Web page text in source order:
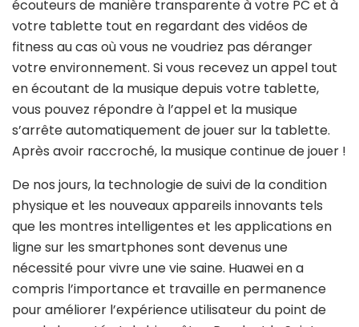
écouteurs de manière transparente à votre PC et à
votre tablette tout en regardant des vidéos de
fitness au cas où vous ne voudriez pas déranger
votre environnement. Si vous recevez un appel tout
en écoutant de la musique depuis votre tablette,
vous pouvez répondre à l’appel et la musique
s’arrête automatiquement de jouer sur la tablette.
Après avoir raccroché, la musique continue de jouer !
De nos jours, la technologie de suivi de la condition
physique et les nouveaux appareils innovants tels
que les montres intelligentes et les applications en
ligne sur les smartphones sont devenus une
nécessité pour vivre une vie saine. Huawei en a
compris l’importance et travaille en permanence
pour améliorer l’expérience utilisateur du point de